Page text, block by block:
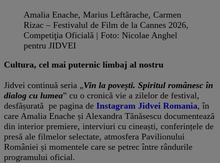
Amalia Enache, Marius Leftărache, Carmen
Rizac – Festivalul de Film de la Cannes 2026,
Competiţia Oficială | Foto: Nicolae Anghel
pentru JIDVEI
Cultura, cel mai puternic limbaj al nostru
Jidvei continuă seria „Vin la povești. Spiritul românesc în
dialog cu lumea” cu o cronică vie a zilelor de festival,
desfășurată pe pagina de Instagram Jidvei Romania, în
care Amalia Enache și Alexandra Tănăsescu documentează
din interior premiere, interviuri cu cineaști, conferințele de
presă ale filmelor selectate, atmosfera Pavilionului
României și momentele care se petrec între rândurile
programului oficial.